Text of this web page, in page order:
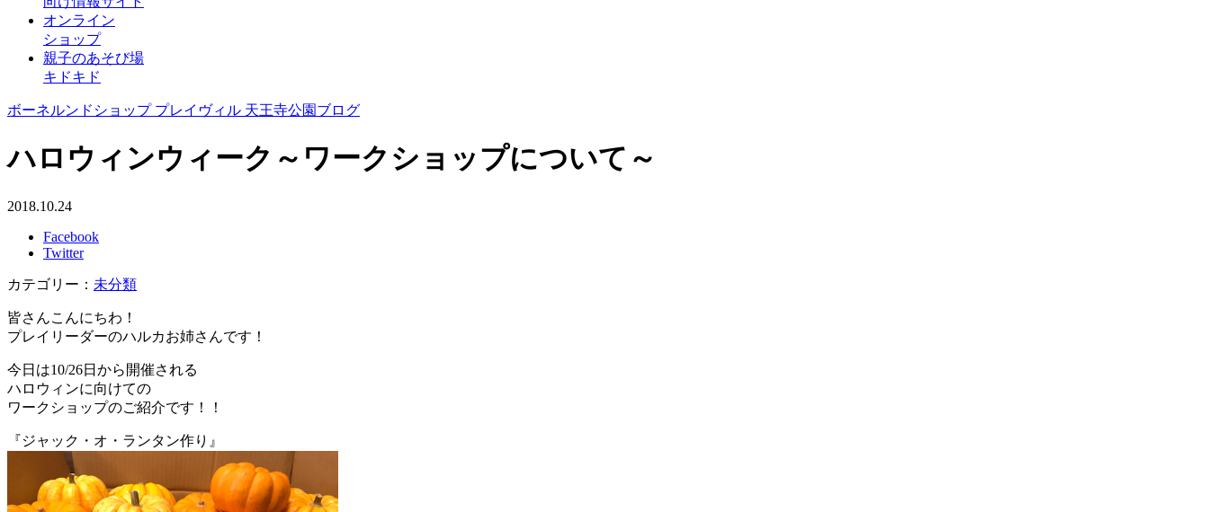
オンライン
ショップ
親子のあそび場
キドキド
ボーネルンドショップ プレイヴィル 天王寺公園ブログ
ハロウィンウィーク～ワークショップについて～
2018.10.24
Facebook
Twitter
カテゴリー： 未分類
皆さんこんにちわ！
プレイリーダーのハルカお姉さんです！
今日は10/26日から開催される
ハロウィンに向けての
ワークショップのご紹介です！！
『ジャック・オ・ランタン作り』